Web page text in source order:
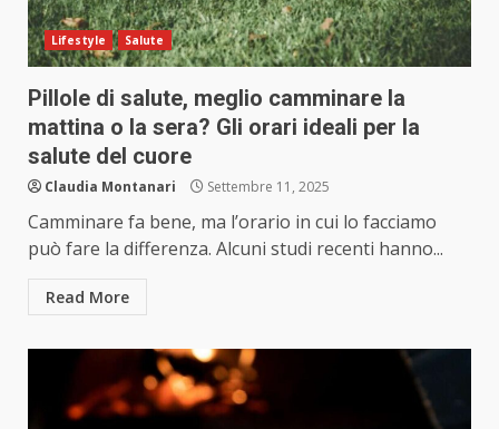
Lifestyle Salute
Pillole di salute, meglio camminare la
mattina o la sera? Gli orari ideali per la
salute del cuore
Claudia Montanari Settembre 11, 2025
Camminare fa bene, ma l’orario in cui lo facciamo
può fare la differenza. Alcuni studi recenti hanno...
Read More